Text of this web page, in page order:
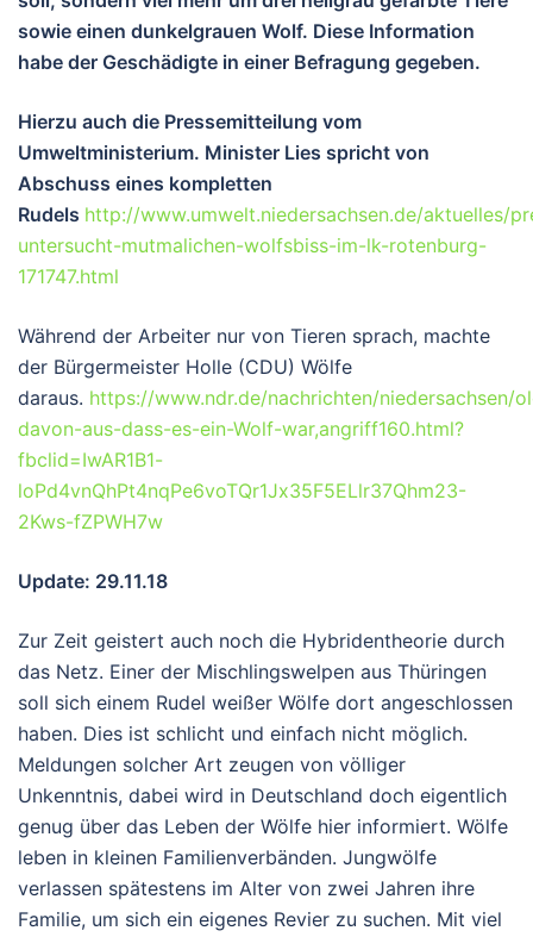
sowie einen dunkelgrauen Wolf. Diese Information
habe der Geschädigte in einer Befragung gegeben.
Hierzu auch die Pressemitteilung vom
Umweltministerium. Minister Lies spricht von
Abschuss eines kompletten
Rudels http://www.umwelt.niedersachsen.de/aktuelles/
untersucht-mutmalichen-wolfsbiss-im-lk-rotenburg-
171747.html
Während der Arbeiter nur von Tieren sprach, machte
der Bürgermeister Holle (CDU) Wölfe
daraus. https://www.ndr.de/nachrichten/niedersachsen/
davon-aus-dass-es-ein-Wolf-war,angriff160.html?
fbclid=IwAR1B1-
loPd4vnQhPt4nqPe6voTQr1Jx35F5ELlr37Qhm23-
2Kws-fZPWH7w
Update: 29.11.18
Zur Zeit geistert auch noch die Hybridentheorie durch
das Netz. Einer der Mischlingswelpen aus Thüringen
soll sich einem Rudel weißer Wölfe dort angeschlossen
haben. Dies ist schlicht und einfach nicht möglich.
Meldungen solcher Art zeugen von völliger
Unkenntnis, dabei wird in Deutschland doch eigentlich
genug über das Leben der Wölfe hier informiert. Wölfe
leben in kleinen Familienverbänden. Jungwölfe
verlassen spätestens im Alter von zwei Jahren ihre
Familie, um sich ein eigenes Revier zu suchen. Mit viel